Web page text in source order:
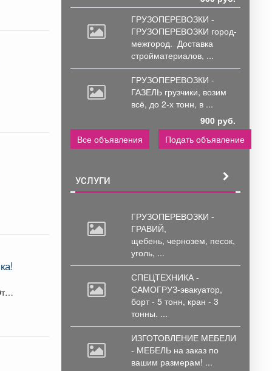
ГРУЗОПЕРЕВОЗКИ -
ГРУЗОПЕРЕВОЗКИ город-
межгород. Доставка
стройматериалов, ...
ГРУЗОПЕРЕВОЗКИ -
ГАЗЕЛЬ грузчики, возим
всё, до 2-х тонн, в ...
900 руб.
Все объявления
Подать объявление
УСЛУГИ
ГРУЗОПЕРЕВОЗКИ -
ГРАВИЙ,
щебень, чернозем, песок,
уголь, ...
СПЕЦТЕХНИКА -
САМОГРУЗ-эвакуатор,
борт - 5 тонн, кран - 3
тонны. ...
ИЗГОТОВЛЕНИЕ МЕБЕЛИ
- МЕБЕЛЬ на заказ по
вашим размерам! ...